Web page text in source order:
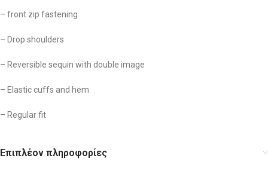
– front zip fastening
– Drop shoulders
– Reversible sequin with double image
– Elastic cuffs and hem
– Regular fit
Επιπλέον πληροφορίες